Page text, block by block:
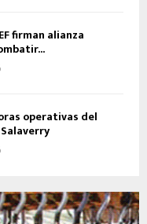
firman alianza
operativas del